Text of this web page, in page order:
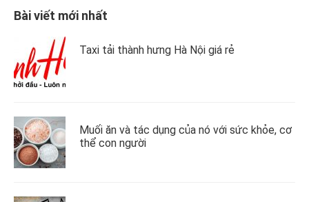
Bài viết mới nhất
Taxi tải thành hưng Hà Nội giá rẻ
Muối ăn và tác dụng của nó với sức khỏe, cơ
thể con người